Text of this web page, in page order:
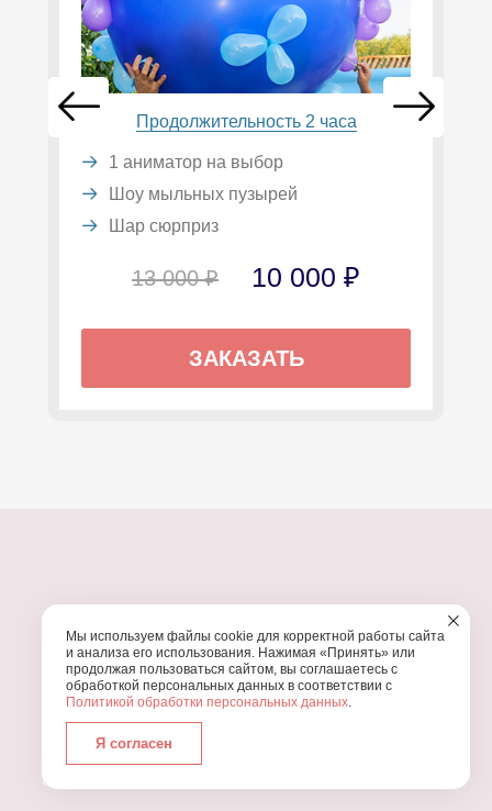
Продолжительность 2 часа
1 аниматор на выбор
Шоу мыльных пузырей
Шар сюрприз
13 000 ₽ 10 000 ₽
ЗАКАЗАТЬ
УЗНАЙТЕ, ПОЧЕМУ ПРОВЕДЕНИЕВАШЕГО
ПРАЗДНИКА СТОИТ ДОВЕРИТЬ НАМ
Работаем с 2016 года
Мы используем файлы cookie для корректной работы сайта
и анализа его использования. Нажимая «Принять» или
продолжая пользоваться сайтом, вы соглашаетесь с
обработкой персональных данных в соответствии с
Политикой обработки персональных данных.
Я согласен